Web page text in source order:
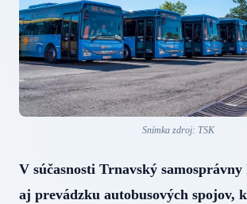
Snímka zdroj: TSK
V súčasnosti Trnavský
aj prevádzku autobusových spojov,